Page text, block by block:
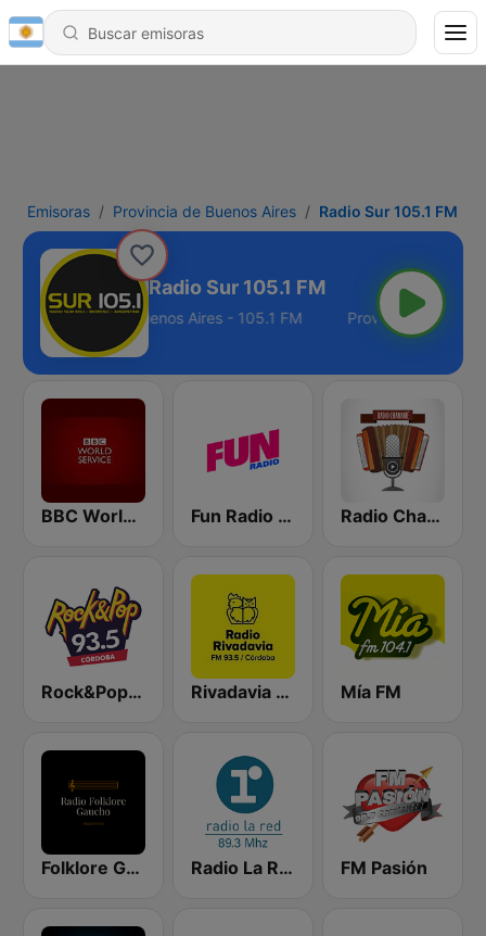
Emisoras Provincia de Buenos Aires Radio Sur 105.1 FM
Radio Sur 105.1 FM
Provincia de Buenos Aires - 105.1 FM
BBC World Service Fun Radio FRANCE Radio Chamamé
Rock&Pop Córdoba Rivadavia Córdoba Mía FM
Folklore Gaucho Radio Radio La Red FM 89.3 FM Pasión